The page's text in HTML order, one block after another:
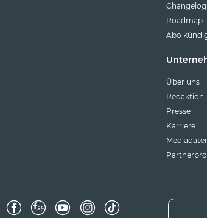
Changelog
Roadmap
Abo
Über uns
Redaktion
Presse
Karriere